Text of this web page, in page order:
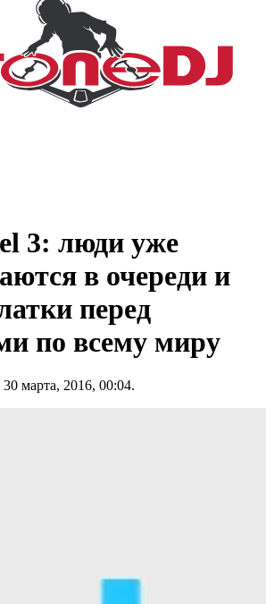
3: люди уже
в очереди и
перед
по всему миру
марта, 2016, 00:04.